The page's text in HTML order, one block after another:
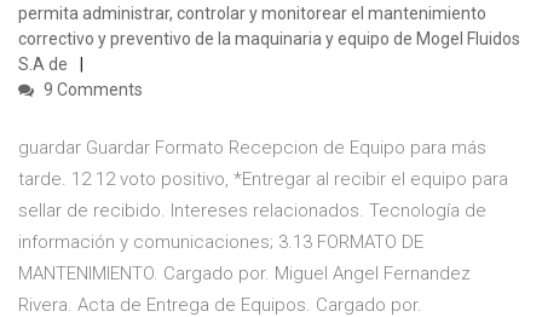
permita administrar, controlar y monitorear el mantenimiento
correctivo y preventivo de la maquinaria y equipo de Mogel Fluidos
S.A de
9 Comments
guardar Guardar Formato Recepcion de Equipo para más
tarde. 12 12 voto positivo, *Entregar al recibir el equipo para
sellar de recibido. Intereses relacionados. Tecnología de
información y comunicaciones; 3.13 FORMATO DE
MANTENIMIENTO. Cargado por. Miguel Angel Fernandez
Rivera. Acta de Entrega de Equipos. Cargado por.